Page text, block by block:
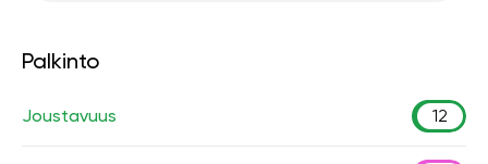
Palkinto
Joustavuus 12